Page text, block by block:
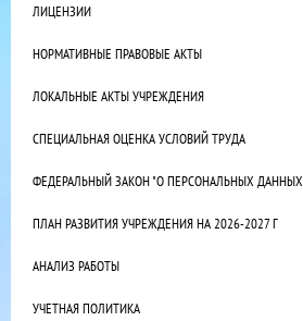
ЛИЦЕНЗИИ
НОРМАТИВНЫЕ ПРАВОВЫЕ АКТЫ
ЛОКАЛЬНЫЕ АКТЫ УЧРЕЖДЕНИЯ
СПЕЦИАЛЬНАЯ ОЦЕНКА УСЛОВИЙ ТРУДА
ФЕДЕРАЛЬНЫЙ ЗАКОН "О ПЕРСОНАЛЬНЫХ
ПЛАН РАЗВИТИЯ УЧРЕЖДЕНИЯ НА 2026-2027 Г
АНАЛИЗ РАБОТЫ
УЧЕТНАЯ ПОЛИТИКА